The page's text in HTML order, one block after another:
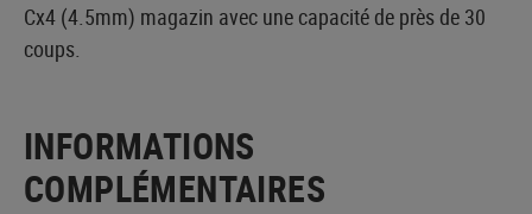
Cx4 (4.5mm) magazin avec une capacité de près de 30
coups.
INFORMATIONS
COMPLÉMENTAIRES